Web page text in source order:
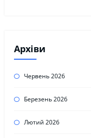
Архіви
Червень 2026
Березень 2026
Лютий 2026